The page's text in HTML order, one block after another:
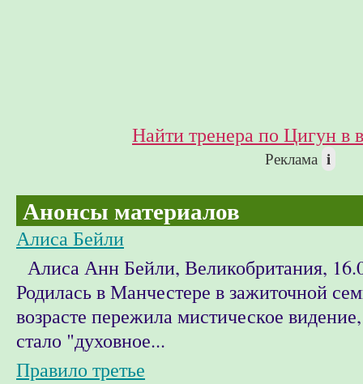
Найти тренера по Цигун в
Реклама i
Анонсы материалов
Алиса Бейли
Алиса Анн Бейли, Великобритания,
Родилась в Манчестере в зажиточной
возрасте пережила мистическое
стало "духовное...
Правило третье